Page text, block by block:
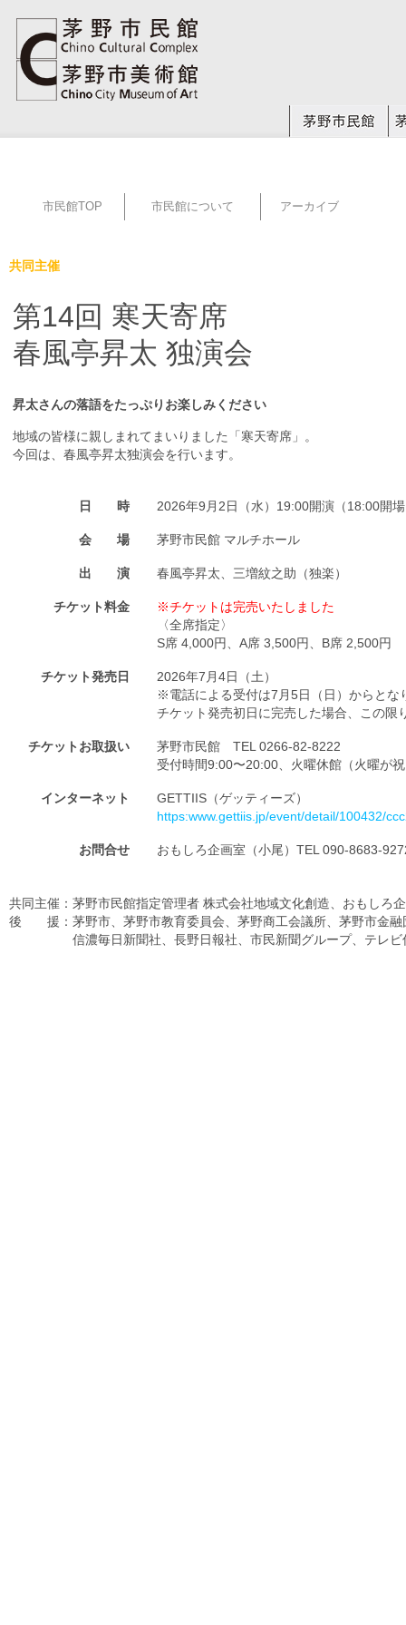
市民館TOP 市民館について アーカイブ
共同主催
第14回 寒天寄席
春風亭昇太 独演会
昇太さんの落語をたっぷりお楽しみください
地域の皆様に親しまれてまいりました「寒天寄席」。
今回は、春風亭昇太独演会を行います。
日 時 2026年9月2日（水）19:00開演（18:00開
会 場 茅野市民館 マルチホール
出 演 春風亭昇太、三増紋之助（独楽）
チケット料金
※チケットは完売いたしました
〈全席指定〉
S席 4,000円、A席 3,500円、B席 2,500円
チケット発売日
2026年7月4日（土）
※電話による受付は7月5日（日）からとな
チケット発売初日に完売した場合、この限
チケットお取扱い
茅野市民館 TEL 0266-82-8222
受付時間9:00〜20:00、火曜休館（火曜が
インターネット
GETTIIS（ゲッティーズ）
https:www.gettiis.jp/event/detail/100432/
お問合せ おもしろ企画室（小尾）TEL 090-8683-
共同主催：茅野市民館指定管理者 株式会社地域文化創造、おもしろ
後 援：茅野市、茅野市教育委員会、茅野商工会議所、茅野市金融
信濃毎日新聞社、長野日報社、市民新聞グループ、テレビ信